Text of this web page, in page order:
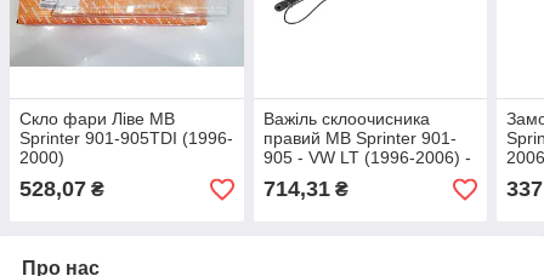
Скло фари Ліве MB
Sprinter 901-905TDI (1996-
2000)
528,07 ₴
Важіль склоочисника
правий MB Sprinter 901-
905 - VW LT (1996-2006) -
Akusan - Турція - LCC
3210
714,31₴
Про нас